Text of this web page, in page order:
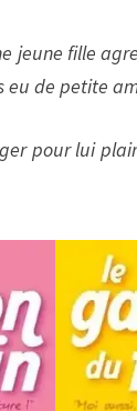
fille
eu de petite
pour lui